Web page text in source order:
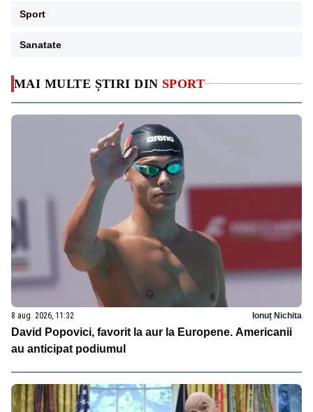
MAI MULTE ȘTIRI DIN SPORT
8 aug. 2026, 11:32 Ionuț Nichita
David Popovici, favorit la aur la Europene. Americanii
au anticipat podiumul
Sport
Sanatate